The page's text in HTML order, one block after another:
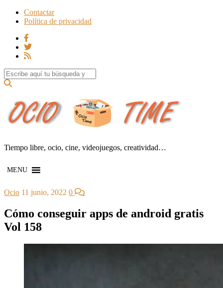
Contactar
Política de privacidad
Search for:
Tiempo libre, ocio, cine, videojuegos, creatividad…
MENU
Ocio 11 junio, 2022 0
Cómo conseguir apps de android gratis
Vol 158